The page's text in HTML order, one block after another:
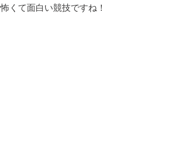
くて面白い競技ですね！